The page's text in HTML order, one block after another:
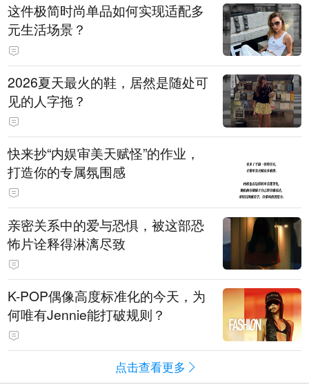
这件极简时尚单品如何实现适配多
元生活场景？
2026夏天最火的鞋，居然是随处可
见的人字拖？
快来抄“内娱审美天赋怪”的作业，
打造你的专属氛围感
亲密关系中的爱与恐惧，被这部恐
怖片诠释得淋漓尽致
K-POP偶像高度标准化的今天，为
何唯有Jennie能打破规则？
点击查看更多